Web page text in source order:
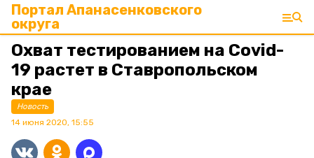
Портал Апанасенковского
округа
Охват тестированием на Covid-
19 растет в Ставропольском
крае
Новость
14 июня 2020, 15:55